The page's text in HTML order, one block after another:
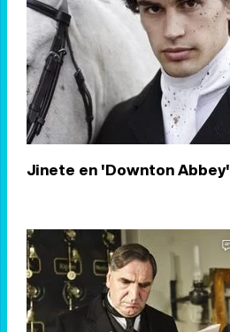
Jinete en 'Downton Abbey'